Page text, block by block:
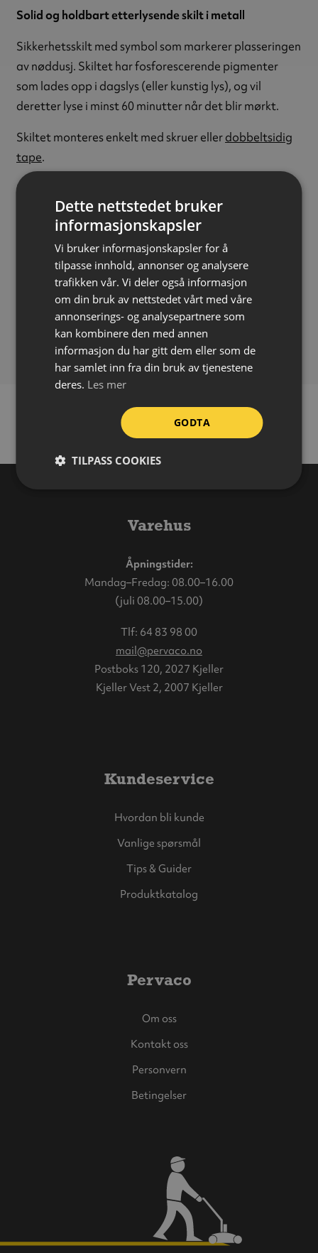
Solid og holdbart etterlysende skilt i metall
Sikkerhetsskilt med symbol som markerer plasseringen
av nøddusj. Skiltet har fosforescerende pigmenter
som lades opp i dagslys (eller kunstig lys), og vil
deretter lyse i minst 60 minutter når det blir mørkt.
Skiltet monteres enkelt med skruer ellerdobbeltsidig
tape.
Sikkerhetsskiltet er produsert i henhold til NS-
EN ISO 7010, NS 3926 og DIN 67510.
Fotoluminescerende:
Ja (fosforescerende)
Materiale:
Metall
Tykkelse:1 mm
Størrelse: 200 x 200 mm
Standarder:NS-EN ISO 7010, NS 3926, DIN 67510
Symbol:E012 – Nøddusj
Varehus
Åpningstider:
Mandag–Fredag: 08.00–16.00
(juli 08.00–15.00)
Tlf: 64 83 98 00
mail@pervaco.no
Postboks 120, 2027 Kjeller
Kjeller Vest 2, 2007 Kjeller
Kundeservice
Hvordan bli kunde
Vanlige spørsmål
Tips & Guider
Produktkatalog
Pervaco
Om oss
Kontakt oss
Personvern
Betingelser
Dette nettstedet bruker
informasjonskapsler
Vi bruker informasjonskapsler for å
tilpasse innhold, annonser og analysere
trafikken vår. Vi deler også informasjon
om din bruk av nettstedet vårt med våre
annonserings- og analysepartnere som
kan kombinere den med annen
informasjon du har gitt dem eller som de
har samlet inn fra din bruk av tjenestene
deres. Les mer
GODTA
TILPASS COOKIES